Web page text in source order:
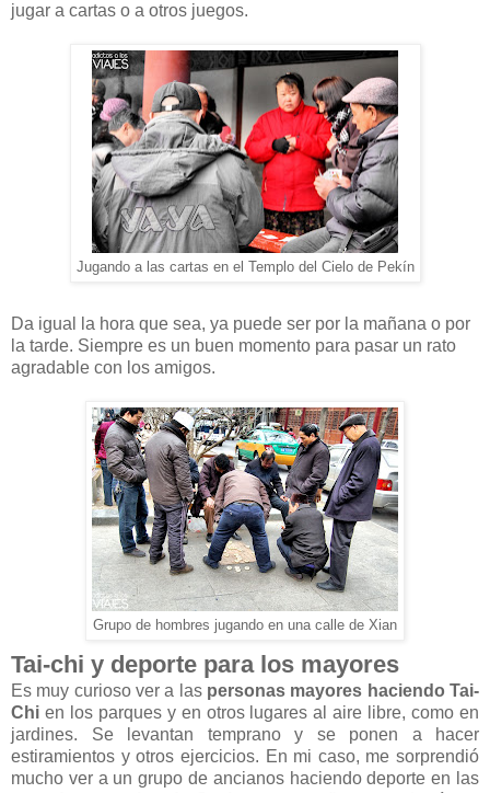
jugar a cartas o a otros juegos.
Jugando a las cartas en el Templo del Cielo de Pekín
Da igual la hora que sea, ya puede ser por la mañana o por
la tarde. Siempre es un buen momento para pasar un rato
agradable con los amigos.
Grupo de hombres jugando en una calle de Xian
Tai-chi y deporte para los mayores
Es muy curioso ver a las personas mayores haciendo Tai-
Chi en los parques y en otros lugares al aire libre, como en
jardines. Se levantan temprano y se ponen a hacer
estiramientos y otros ejercicios. En mi caso, me sorprendió
mucho ver a un grupo de ancianos haciendo deporte en las